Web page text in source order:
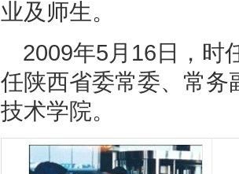
业及师生。
2009年5月16日，时
任陕西省委常委、常务
技术学院。